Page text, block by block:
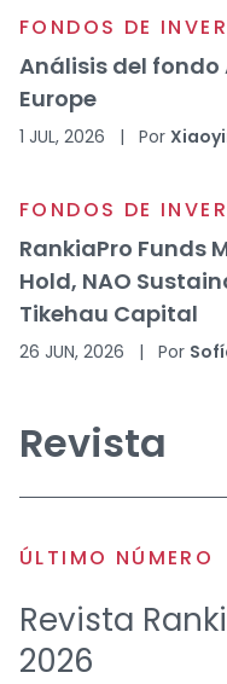
FONDOS DE
Análisis del fondo
Europe
1 JUL, 2026 | Por
FONDOS DE
RankiaPro Funds
Hold, NAO
Tikehau Capital
26 JUN, 2026 | Por
Revista
ÚLTIMO NÚMERO
Revista
2026